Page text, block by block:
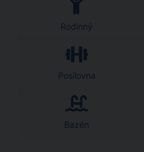
Rodinný
Posilovna
Bazén